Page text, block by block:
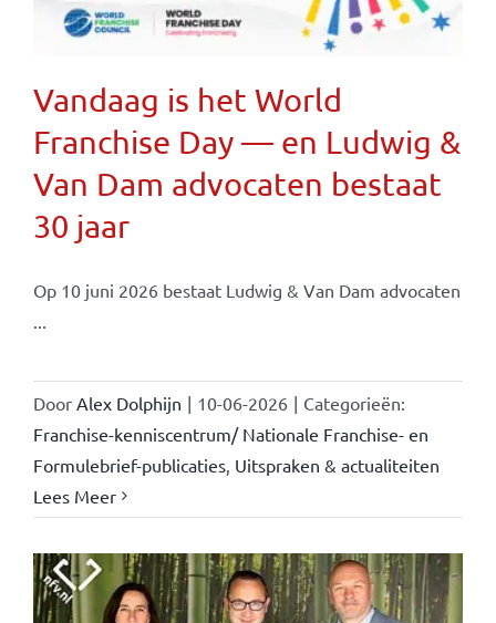
Vandaag is het World
Franchise Day — en Ludwig &
Van Dam advocaten bestaat
30 jaar
Op 10 juni 2026 bestaat Ludwig & Van Dam advocaten
...
Door Alex Dolphijn | 10-06-2026 | Categorieën:
Franchise-kenniscentrum/ Nationale Franchise- en
Formulebrief-publicaties, Uitspraken & actualiteiten
Lees Meer